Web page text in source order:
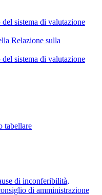
sistema di valutazione
Relazione sulla
sistema di valutazione
tabellare
di inconferibilità,
di amministrazione